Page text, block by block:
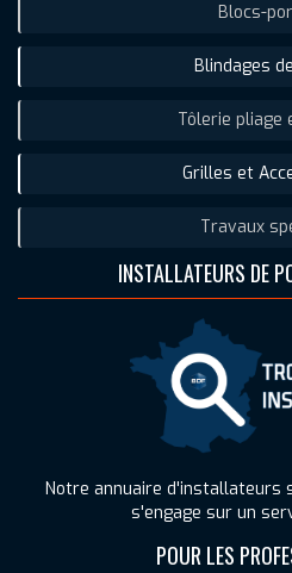
Blocs-
Blindages
Tôlerie pliage
Grilles et
Travaux
INSTALLATEURS DE
Notre annuaire d'installateurs
s'engage sur un
POUR LES